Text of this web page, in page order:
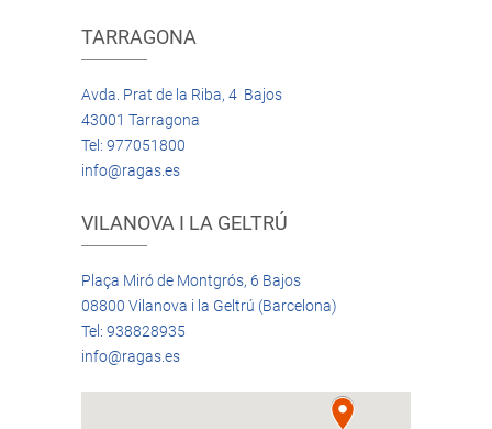
TARRAGONA
Avda. Prat de la Riba, 4 Bajos
43001 Tarragona
Tel: 977051800
info@ragas.es
VILANOVA I LA GELTRÚ
Plaça Miró de Montgrós, 6 Bajos
08800 Vilanova i la Geltrú (Barcelona)
Tel: 938828935
info@ragas.es